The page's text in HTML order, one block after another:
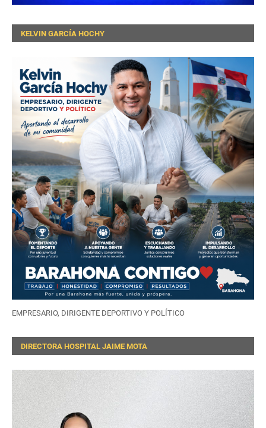
KELVIN GARCÍA HOCHY
EMPRESARIO, DIRIGENTE DEPORTIVO Y POLÍTICO
DIRECTORA HOSPITAL JAIME MOTA